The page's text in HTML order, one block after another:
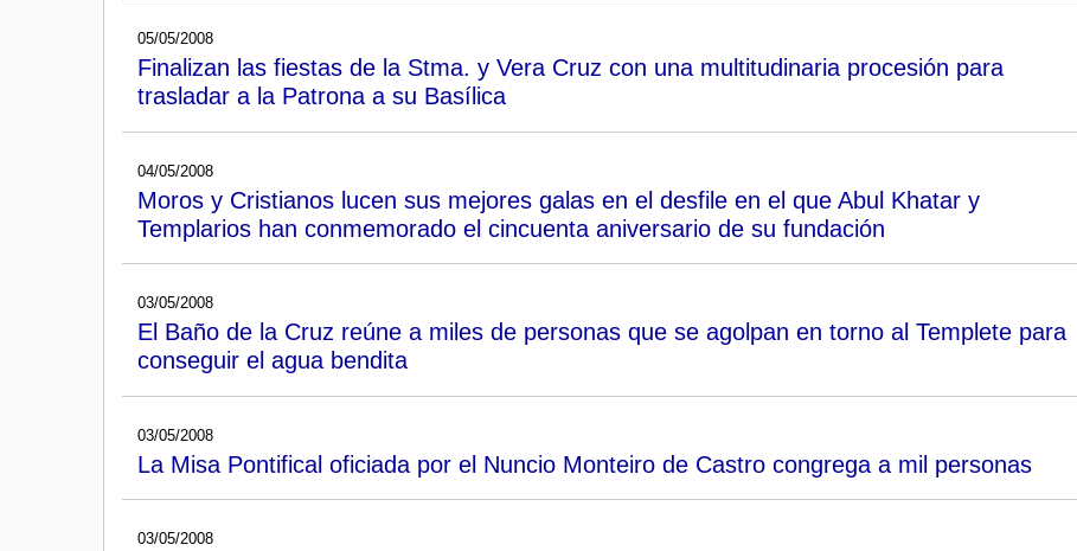
05/05/2008
Finalizan las fiestas de la Stma. y Vera Cruz con una multitudinaria procesión para
trasladar a la Patrona a su Basílica
04/05/2008
Moros y Cristianos lucen sus mejores galas en el desfile en el que Abul Khatar y
Templarios han conmemorado el cincuenta aniversario de su fundación
03/05/2008
El Baño de la Cruz reúne a miles de personas que se agolpan en torno al Templete para
conseguir el agua bendita
03/05/2008
La Misa Pontifical oficiada por el Nuncio Monteiro de Castro congrega a mil personas
03/05/2008